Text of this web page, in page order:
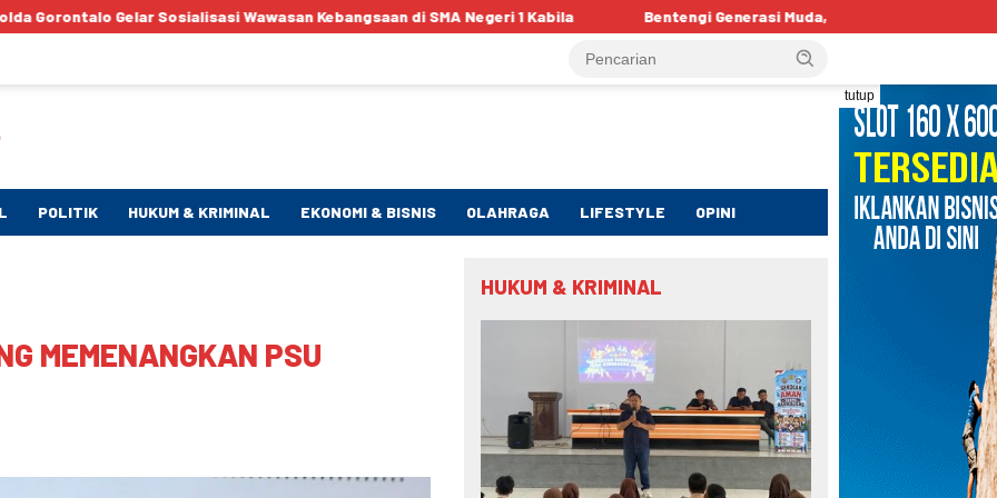
Wawasan Kebangsaan di SMA Negeri 1 Kabila Bentengi Generasi Muda, Satgaswil Gorontalo Edukasi Pelajar tentang
tutup
POLITIK HUKUM & KRIMINAL EKONOMI & BISNIS OLAHRAGA LIFESTYLE OPINI
MEMENANGKAN PSU
HUKUM & KRIMINAL